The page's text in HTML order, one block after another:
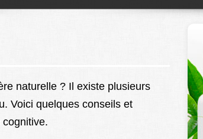
naturelle ? Il existe plusieurs
Voici quelques conseils et